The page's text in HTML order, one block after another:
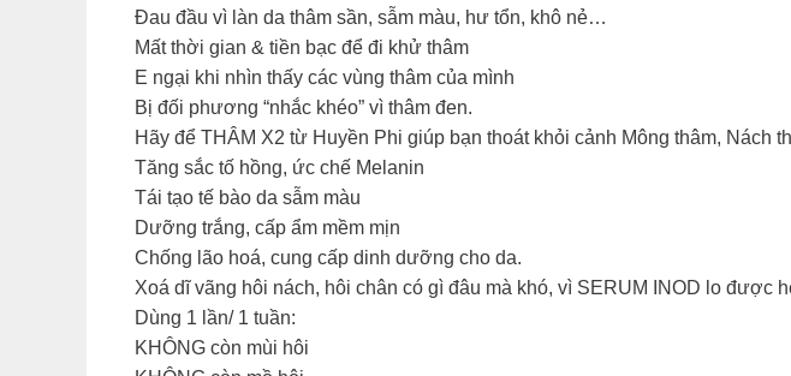
Đau đầu vì làn da thâm sần, sẫm màu, hư tổn, khô nẻ…
Mất thời gian & tiền bạc để đi khử thâm
E ngại khi nhìn thấy các vùng thâm của mình
Bị đối phương “nhắc khéo” vì thâm đen.
Hãy để THÂM X2 từ Huyền Phi giúp bạn thoát khỏi cảnh Mông thâm, Nách
Tăng sắc tố hồng, ức chế Melanin
Tái tạo tế bào da sẫm màu
Dưỡng trắng, cấp ẩm mềm mịn
Chống lão hoá, cung cấp dinh dưỡng cho da.
Xoá dĩ vãng hôi nách, hôi chân có gì đâu mà khó, vì SERUM INOD lo được
Dùng 1 lần/ 1 tuần:
KHÔNG còn mùi hôi